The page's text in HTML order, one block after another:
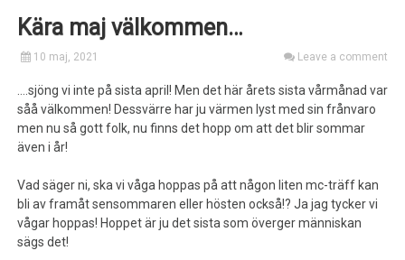
Kära maj välkommen…
10 maj, 2021 Leave a comment
….sjöng vi inte på sista april! Men det här årets sista vårmånad var
såå välkommen! Dessvärre har ju värmen lyst med sin frånvaro
men nu så gott folk, nu finns det hopp om att det blir sommar
även i år!
Vad säger ni, ska vi våga hoppas på att någon liten mc-träff kan
bli av framåt sensommaren eller hösten också!? Ja jag tycker vi
vågar hoppas! Hoppet är ju det sista som överger människan
sägs det!